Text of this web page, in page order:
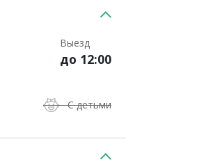
Выезд
до 12:00
С детьми